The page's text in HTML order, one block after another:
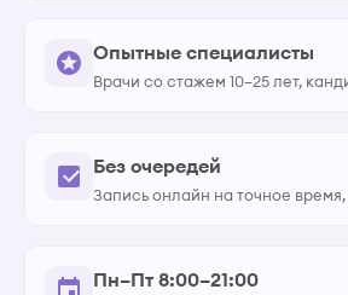
Опытные специалисты
Врачи со стажем 10–25 лет,
Без очередей
Запись онлайн на точное
Пн–Пт 8:00–21:00